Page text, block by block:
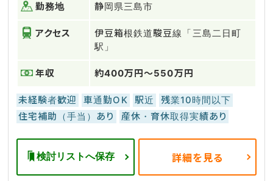
勤務地 静岡県三島市
アクセス
伊豆箱根鉄道駿豆線「三島二日町
駅」
年収 約400万円～550万円
未経験者歓迎 車通勤OK 駅近
残業10時間以下
住宅補助（手当）あり
産休・育休取得実績あり
検討リストへ保存 詳細を見る